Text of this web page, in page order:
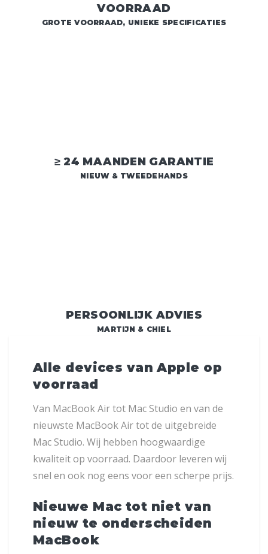
VOORRAAD
GROTE VOORRAAD, UNIEKE SPECIFICATIES
≥ 24 MAANDEN GARANTIE
NIEUW & TWEEDEHANDS
PERSOONLIJK ADVIES
MARTIJN & CHIEL
Alle devices van Apple op
voorraad
Van MacBook Air tot Mac Studio en van de
nieuwste MacBook Air tot de uitgebreide
Mac Studio. Wij hebben hoogwaardige
kwaliteit op voorraad. Daardoor leveren wij
snel en ook nog eens voor een scherpe prijs.
Nieuwe Mac tot niet van
nieuw te onderscheiden
MacBook